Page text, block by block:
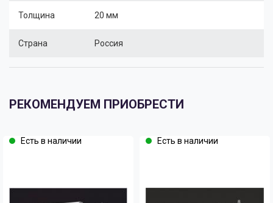
Толщина 20 мм
Страна Россия
РЕКОМЕНДУЕМ ПРИОБРЕСТИ
Есть в наличии Есть в наличии